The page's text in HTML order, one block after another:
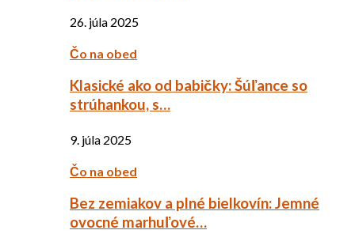
26. júla 2025
Čo na obed
Klasické ako od babičky: Šúľance so
strúhankou, s…
9. júla 2025
Čo na obed
Bez zemiakov a plné bielkovín: Jemné
ovocné marhuľové…